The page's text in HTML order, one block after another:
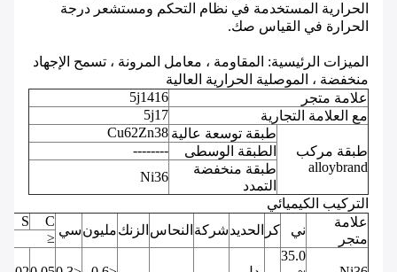
الحرارية المستخدمة في نظام التحكم ومستشعر درجة
الحرارة في القياس صك.
الميزات الرئيسية: المقاومة ، معامل المرونة ، تسمح الإجهاد
منخفضة ، الموصلية الحرارية العالية
علامة متجر
5j1416
مع العلامة التجارية
5j17
طبقة مركب
alloybrand
طبقة توسعة عالية Cu62Zn38
الطبقة الوسطى
--------
طبقة منخفضة
التمدد
Ni36
التركيب الكيميائي
علامة
متجر
ني كر الحديدشركة النحاس الزنكمليونسي
C
S
≤
35.0